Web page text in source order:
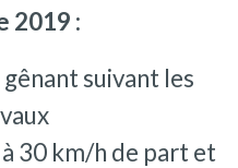
2019 :
suivant les
30 km/h de part et